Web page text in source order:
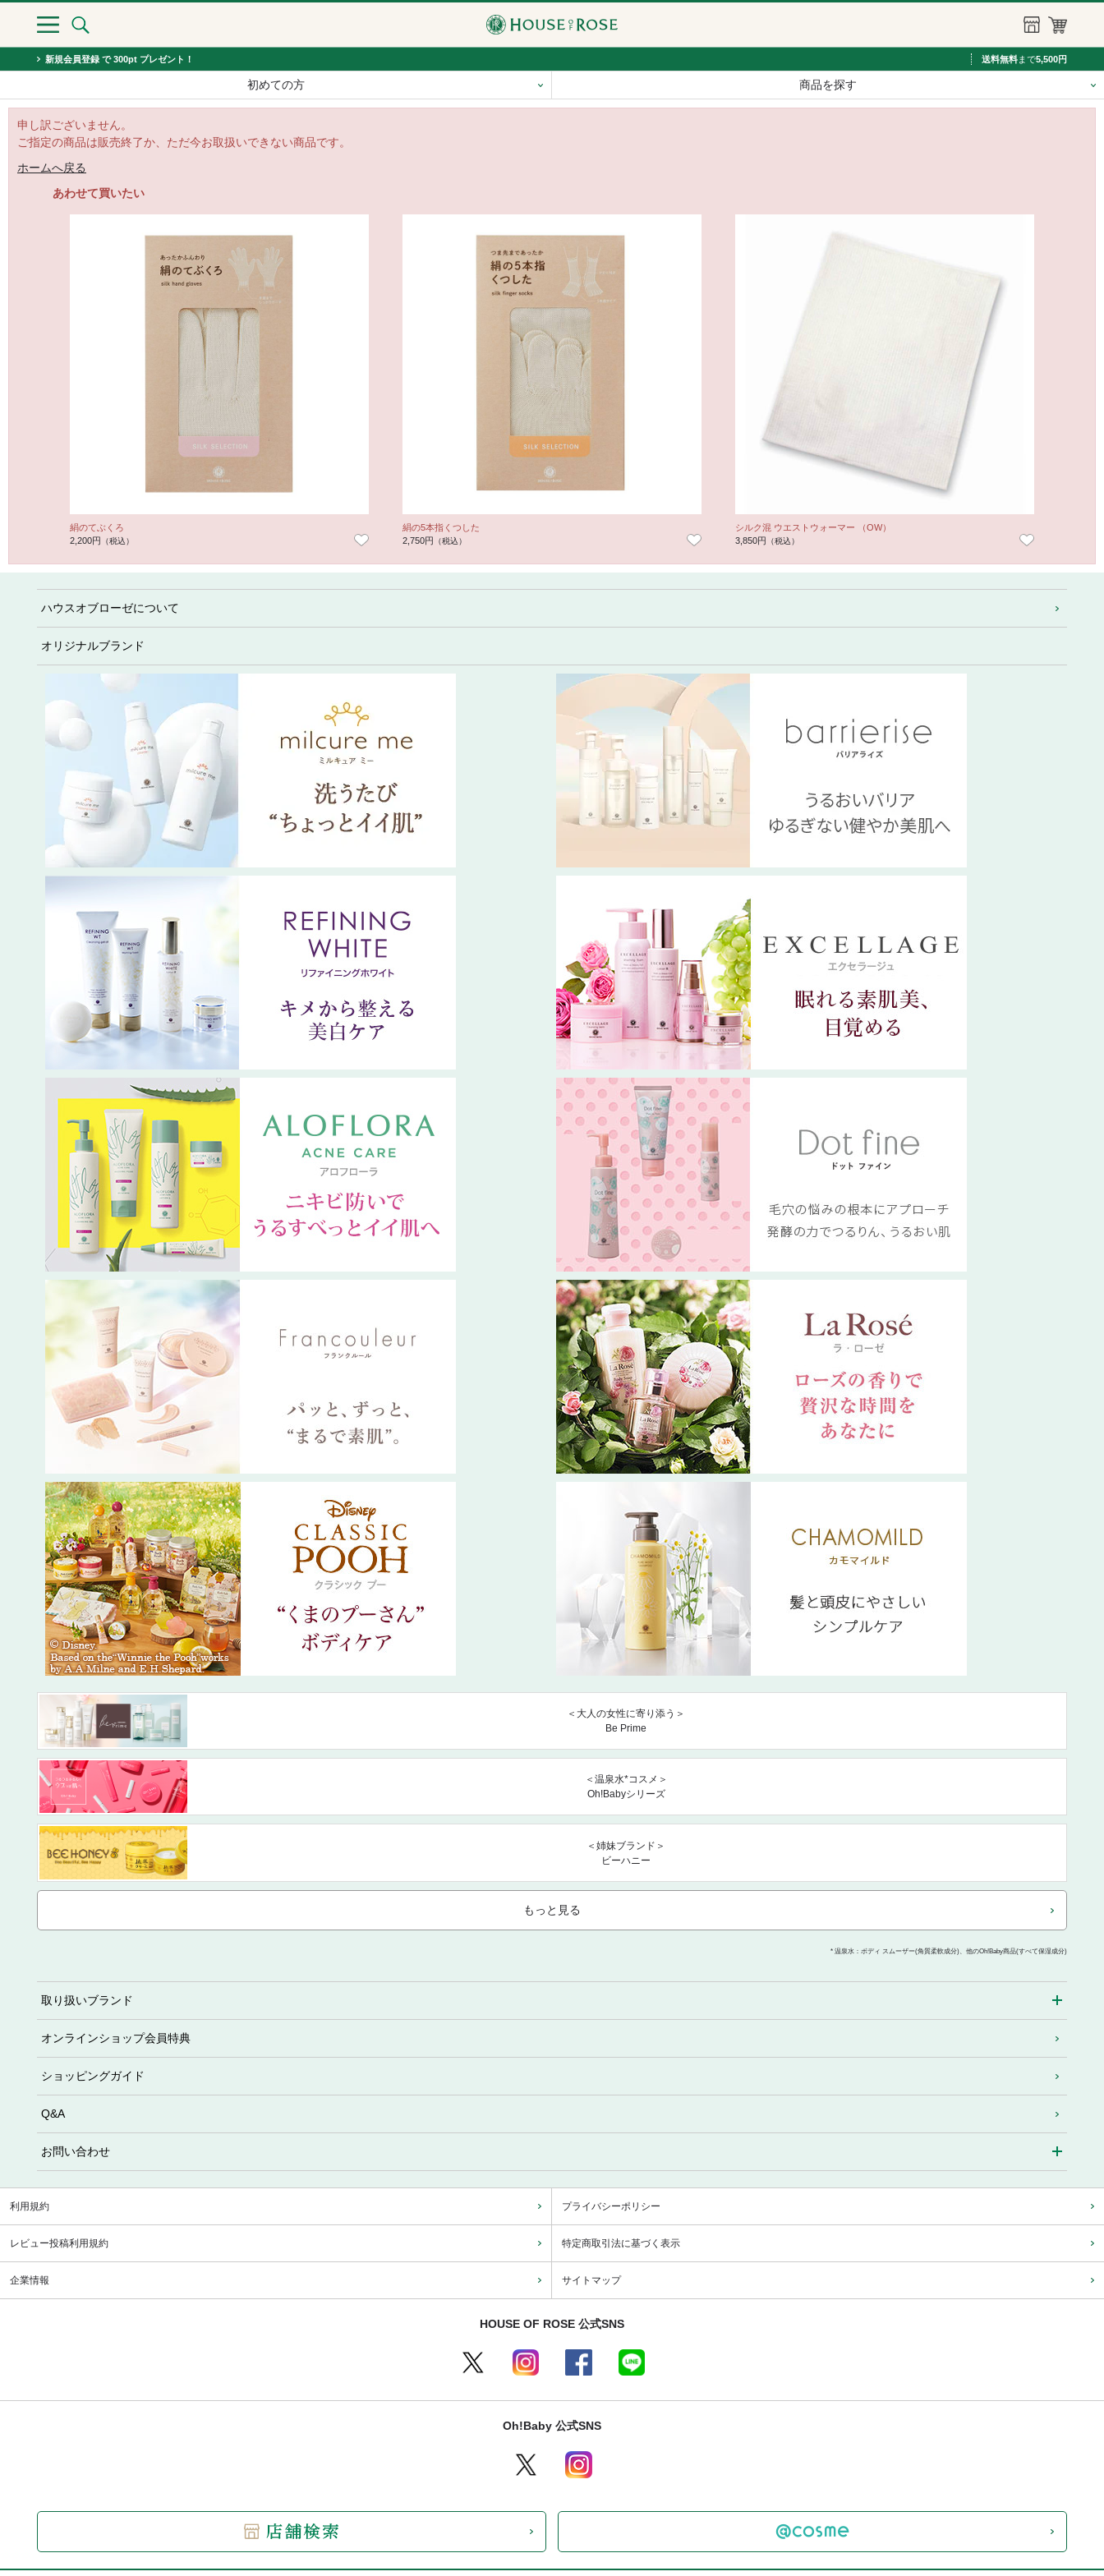
新規会員登録 で 300pt プレゼント！ 送料無料まで5,500円
初めての方 商品を探す
申し訳ございません。
ご指定の商品は販売終了か、ただ今お取扱いできない商品です。
ホームへ戻る
あわせて買いたい
絹のてぶくろ
2,200円 （税込）
絹の5本指くつした
2,750円 （税込）
シルク混 ウエストウォーマー （OW）
3,850円 （税込）
ハウスオブローゼについて
オリジナルブランド
＜大人の女性に寄り添う＞
Be Prime
＜温泉水*コスメ＞
Oh!Babyシリーズ
＜姉妹ブランド＞
ビーハニー
もっと見る
* 温泉水：ボディ スムーザー(角質柔軟成分)、他のOh!Baby商品(すべて保湿成分)
取り扱いブランド
オンラインショップ会員特典
ショッピングガイド
Q&A
お問い合わせ
利用規約 プライバシーポリシー
レビュー投稿利用規約 特定商取引法に基づく表示
企業情報 サイトマップ
HOUSE OF ROSE 公式SNS
Oh!Baby 公式SNS